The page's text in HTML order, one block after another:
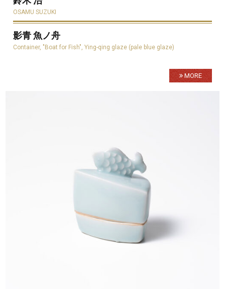
OSAMU SUZUKI
影青 魚ノ舟
Container, "Boat for Fish", Ying-qing glaze (pale blue glaze)
MORE